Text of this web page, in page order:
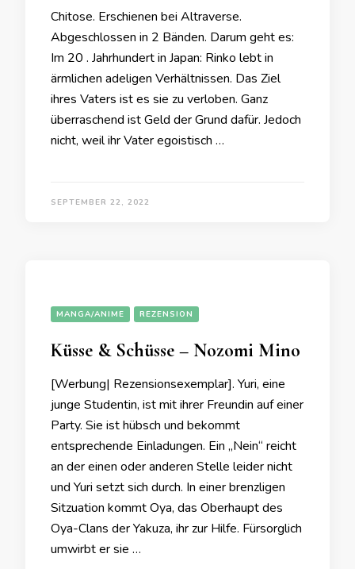
Chitose. Erschienen bei Altraverse.
Abgeschlossen in 2 Bänden. Darum geht es:
Im 20 . Jahrhundert in Japan: Rinko lebt in
ärmlichen adeligen Verhältnissen. Das Ziel
ihres Vaters ist es sie zu verloben. Ganz
überraschend ist Geld der Grund dafür. Jedoch
nicht, weil ihr Vater egoistisch …
SEPTEMBER 22, 2022
MANGA/ANIME REZENSION
Küsse & Schüsse – Nozomi Mino
[Werbung| Rezensionsexemplar]. Yuri, eine
junge Studentin, ist mit ihrer Freundin auf einer
Party. Sie ist hübsch und bekommt
entsprechende Einladungen. Ein „Nein“ reicht
an der einen oder anderen Stelle leider nicht
und Yuri setzt sich durch. In einer brenzligen
Sitzuation kommt Oya, das Oberhaupt des
Oya-Clans der Yakuza, ihr zur Hilfe. Fürsorglich
umwirbt er sie …